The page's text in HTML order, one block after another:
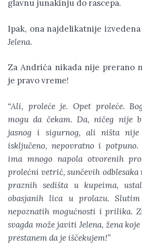
glavnu junakinju do rascepa.
Ipak, ona najdelikatnije
Jelena.
Za Andrića nikada nije prerano
je pravo vreme!
“Ali, proleće je. Opet proleće.
mogu da čekam. Da, ničeg nije
jasnog i sigurnog, ali ništa
isključeno, nepovratno i
ima mnogo napola otvorenih
prolećni vetrić, sunčevih
praznih sedišta u kupeima,
obasjanih lica u prolazu.
nepoznatih mogućnosti i prilika.
svagda može javiti Jelena, žena
prestanem da je iščekujem!”